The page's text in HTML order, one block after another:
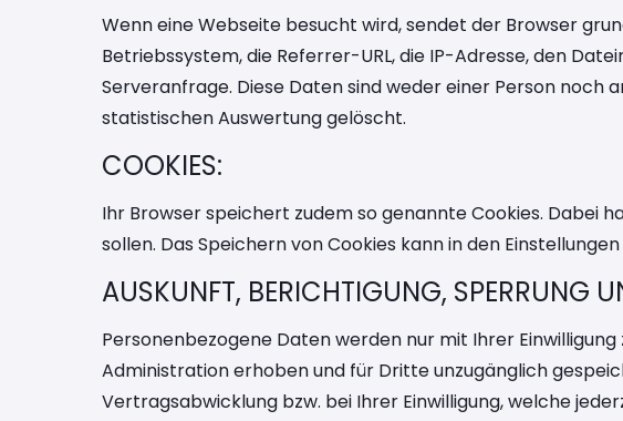
Wenn eine Webseite besucht wird, sendet der Browser
Betriebssystem, die Referrer-URL, die IP-Adresse, den
Serveranfrage. Diese Daten sind weder einer Person
statistischen Auswertung gelöscht.
COOKIES:
Ihr Browser speichert zudem so genannte Cookies. Dabei
sollen. Das Speichern von Cookies kann in den
AUSKUNFT, BERICHTIGUNG, SPERRUNG
Personenbezogene Daten werden nur mit Ihrer
Administration erhoben und für Dritte unzugänglich
Vertragsabwicklung bzw. bei Ihrer Einwilligung, welche